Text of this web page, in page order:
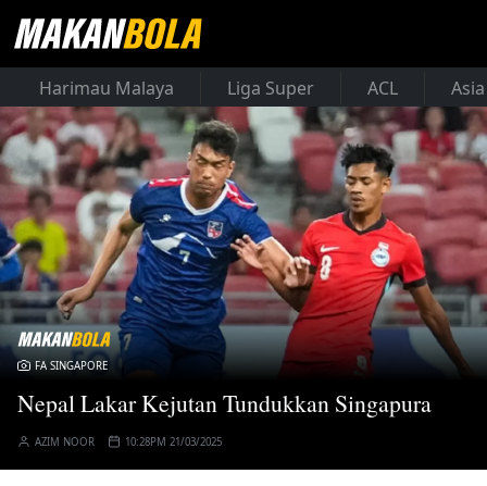
Harimau Malaya Liga Super ACL
FA SINGAPORE
Nepal Lakar Kejutan Tundukkan Singapura
AZIM NOOR 10:28PM 21/03/2025